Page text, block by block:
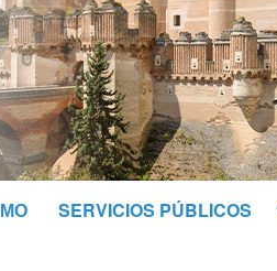
SERVICIOS PÚBLICOS